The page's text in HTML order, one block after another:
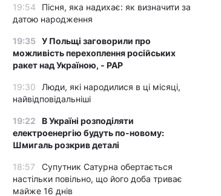
19:54
Пісня, яка надихає: як визначити за
датою народження
19:35 У Польщі заговорили про
можливість перехоплення російських
ракет над Україною, - PAP
19:30
Люди, які народилися в ці місяці,
найвідповідальніші
19:22
В Україні розподіляти
електроенергію будуть по-новому:
Шмигаль розкрив деталі
18:57
Супутник Сатурна обертається
настільки повільно, що його доба триває
майже 16 днів